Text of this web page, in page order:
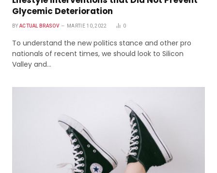
Glycemic Deterioration
BY ACTUAL BRASOV MARTIE 10, 2022 0
To understand the new politics stance and other pro
nationals of recent times, we should look to Silicon
Valley and…